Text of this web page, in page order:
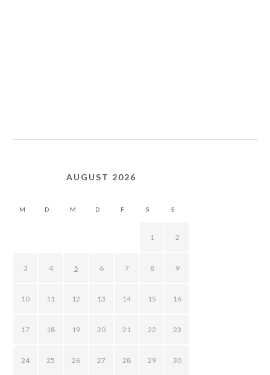
AUGUST 2026
M D M D F S S
1 2
3 4 5 6 7 8 9
10 11 12 13 14 15 16
17 18 19 20 21 22 23
24 25 26 27 28 29 30